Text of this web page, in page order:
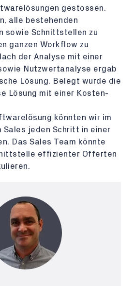
gestossen.
alle bestehenden
sowie Schnittstellen zu
ganzen Workflow zu
der Analyse mit einer
Nutzwertanalyse ergab
Lösung. Belegt wurde die
Lösung mit einer Kosten-
könnten wir im
Sales jeden Schritt in einer
Das Sales Team könnte
effizienter Offerten